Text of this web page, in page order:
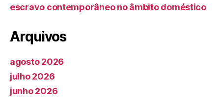
escravo contemporâneo no âmbito doméstico
Arquivos
agosto 2026
julho 2026
junho 2026